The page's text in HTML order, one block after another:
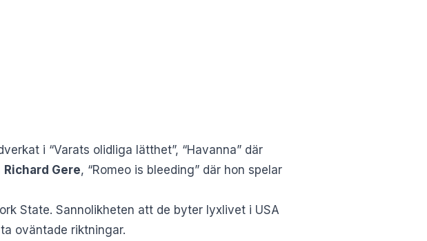
i “Varats olidliga lätthet”, “Havanna” där
Richard Gere, “Romeo is bleeding” där hon spelar
State. Sannolikheten att de byter lyxlivet i USA
oväntade riktningar.